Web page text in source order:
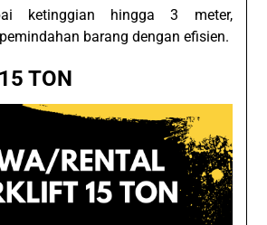
ketinggian hingga 3 meter,
barang dengan efisien.
TON